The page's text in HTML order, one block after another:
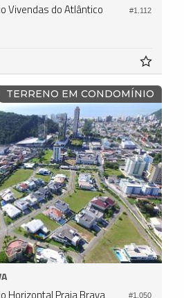
#1.112
Vivendas do Atlântico
TERRENO EM CONDOMÍNIO
#1.050
Horizontal Praia Brava